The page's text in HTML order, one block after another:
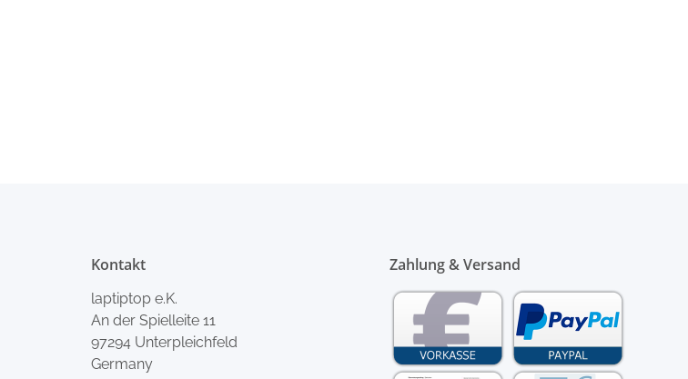
Kontakt
laptiptop e.K.
An der Spielleite 11
97294 Unterpleichfeld
Germany
Zahlung & Versand